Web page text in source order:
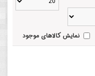
نمایش کالاهای موجود